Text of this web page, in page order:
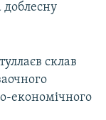
склав
економічного